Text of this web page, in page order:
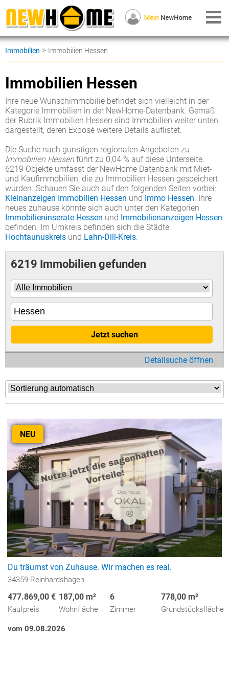
Immobilien > Immobilien Hessen
Immobilien Hessen
Ihre neue Wunschimmobilie befindet sich vielleicht in der
Kategorie Immobilien in der NewHome-Datenbank. Gemäß
der Rubrik Immobilien Hessen sind Immobilien weiter unten
dargestellt, deren Exposé weitere Details auflistet.
Die Suche nach günstigen regionalen Angeboten zu
Immobilien Hessen führt zu 0,04 % auf diese Unterseite.
6219 Objekte umfasst der NewHome Datenbank mit Miet-
und Kaufimmobilien, die zu Immobilien Hessen gespeichert
wurden. Schauen Sie auch auf den folgenden Seiten vorbei:
Kleinanzeigen Immobilien Hessen und Immo Hessen. Ihre
neues zuhause könnte sich auch unter den Kategorien
Immobilieninserate Hessen und Immobilienanzeigen Hessen
befinden. Im Umkreis befinden sich die Städte
Hochtaunuskreis und Lahn-Dill-Kreis.
6219 Immobilien gefunden
Jetzt suchen
Detailsuche öffnen
NEU
Du träumst von Zuhause. Wir machen es real.
34359 Reinhardshagen
477.869,00 €
Kaufpreis
187,00 m²
Wohnfläche
6
Zimmer
778,00 m²
Grundstücksfläche
vom 09.08.2026